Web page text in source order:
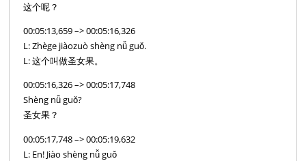
这个呢？
00:05:13,659 –> 00:05:16,326
L: Zhège jiàozuò shèng nǚ guǒ.
L: 这个叫做圣女果。
00:05:16,326 –> 00:05:17,748
Shèng nǚ guǒ?
圣女果？
00:05:17,748 –> 00:05:19,632
L: En! Jiào shèng nǚ guǒ